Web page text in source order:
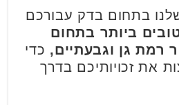
בתחום בדק עבורכם
ביותר בתחום
רמת גן וגבעתיים, כדי
את זכויותיכם בדרך